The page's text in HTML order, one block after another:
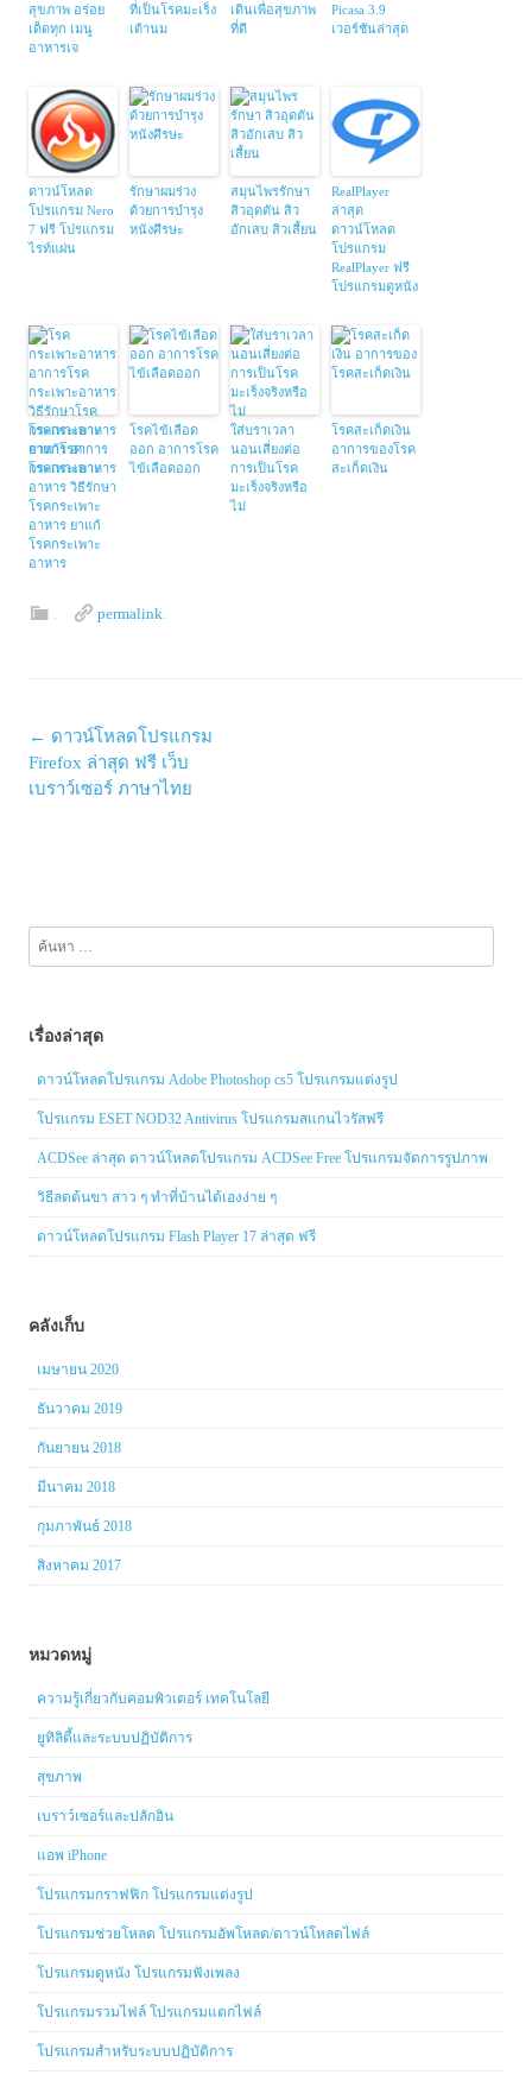
สุขภาพ อร่อย
เด็ดทุก เมนู
อาหารเจ
ที่เป็นโรคมะเร็ง
เต้านม
เดินเพื่อสุขภาพ
ที่ดี
Picasa 3.9
เวอร์ชันล่าสุด
ดาวน์โหลด
โปรแกรม Nero
7 ฟรี โปรแกรม
ไรท์แผ่น
รักษาผมร่วง
ด้วยการบำรุง
หนังศีรษะ
สมุนไพรรักษา
สิวอุดตัน สิว
อักเสบ สิวเสี้ยน
RealPlayer
ล่าสุด
ดาวน์โหลด
โปรแกรม
RealPlayer ฟรี
โปรแกรมดูหนัง
โรคกระเพาะ
อาหาร อาการ
โรคกระเพาะ
อาหาร วิธีรักษา
โรคกระเพาะ
อาหาร ยาแก้
โรคกระเพาะ
อาหาร
โรคไข้เลือด
ออก อาการโรค
ไข้เลือดออก
ใส่บราเวลา
นอนเสี่ยงต่อ
การเป็นโรค
มะเร็งจริงหรือ
ไม่
โรคสะเก็ดเงิน
อาการของโรค
สะเก็ดเงิน
permalink
Post
navigation
← ดาวน์โหลดโปรแกรม
Firefox ล่าสุด ฟรี เว็บ
เบราว์เซอร์ ภาษาไทย
สำหรับ:
เรื่องล่าสุด
ดาวน์โหลดโปรแกรม Adobe Photoshop cs5 โปรแกรมแต่งรูป
โปรแกรม ESET NOD32 Antivirus โปรแกรมสแกนไวรัสฟรี
ACDSee ล่าสุด ดาวน์โหลดโปรแกรม ACDSee Free โปรแกรมจัดการรูปภาพ
วิธีลดต้นขา สาว ๆ ทำที่บ้านได้เองง่าย ๆ
ดาวน์โหลดโปรแกรม Flash Player 17 ล่าสุด ฟรี
คลังเก็บ
เมษายน 2020
ธันวาคม 2019
กันยายน 2018
มีนาคม 2018
กุมภาพันธ์ 2018
สิงหาคม 2017
หมวดหมู่
ความรู้เกี่ยวกับคอมพิวเตอร์ เทคโนโลยี
ยูทิลิตี้และระบบปฏิบัติการ
สุขภาพ
เบราว์เซอร์และปลักอิน
แอพ iPhone
โปรแกรมกราฟฟิก โปรแกรมแต่งรูป
โปรแกรมช่วยโหลด โปรแกรมอัพโหลด/ดาวน์โหลดไฟล์
โปรแกรมดูหนัง โปรแกรมฟังเพลง
โปรแกรมรวมไฟล์ โปรแกรมแตกไฟล์
โปรแกรมสำหรับระบบปฏิบัติการ